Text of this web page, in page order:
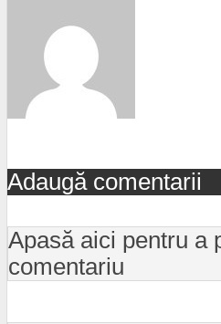
Adaugă comentarii
Apasă aici pentru a
comentariu